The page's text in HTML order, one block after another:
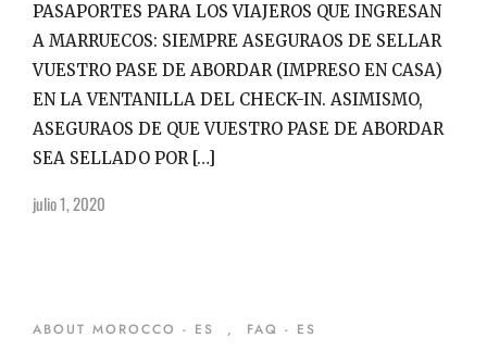
PASAPORTES PARA LOS VIAJEROS QUE INGRESAN
A MARRUECOS: SIEMPRE ASEGURAOS DE SELLAR
VUESTRO PASE DE ABORDAR (IMPRESO EN CASA)
EN LA VENTANILLA DEL CHECK-IN. ASIMISMO,
ASEGURAOS DE QUE VUESTRO PASE DE ABORDAR
SEA SELLADO POR […]
julio 1, 2020
ABOUT MOROCCO - ES , FAQ - ES